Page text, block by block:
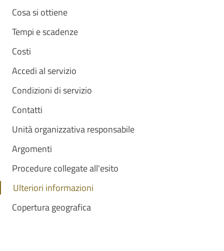
Cosa si ottiene
Tempi e scadenze
Costi
Accedi al servizio
Condizioni di servizio
Contatti
Unità organizzativa responsabile
Argomenti
Procedure collegate all'esito
Ulteriori informazioni
Copertura geografica